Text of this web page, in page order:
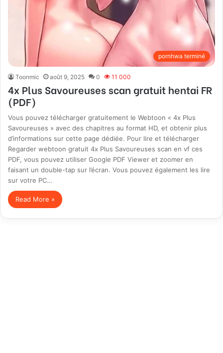
pornhwa terminé
Toonmic août 9, 2025 0 11 000
4x Plus Savoureuses scan gratuit hentai FR
(PDF)
Vous pouvez télécharger gratuitement le Webtoon « 4x Plus
Savoureuses » avec des chapitres au format HD, et obtenir plus
d’informations sur cette page dédiée. Pour lire et télécharger
Regarder webtoon gratuit 4x Plus Savoureuses scan en vf ces
PDF, vous pouvez utiliser Google PDF Viewer et zoomer en
faisant un double-tap sur l’écran. Vous pouvez également les lire
sur votre PC…
Read More »